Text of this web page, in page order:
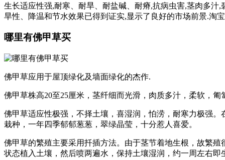
生长适应性强,耐寒、耐旱、耐盐碱、耐瘠,抗病虫害,茎肉多
旱性、降温和节水效果已得到证实,显示了良好的市场前景.淘
哪里有佛甲草买
佛甲草应用于屋顶绿化及墙面绿化的杰作.
佛甲草株高20至25厘米，茎纤细而光滑，肉质多汁，柔软，
佛甲草适应性极强，不择土壤，喜湿润，怕涝，耐寒力极强
栽种，一年四季郁郁葱葱，翠绿晶莹，十分惹人喜爱。
佛甲草的繁殖主要采用扦插方法。由于茎节着地生根，故繁
状态植入土壤，然后喷两遍水，保持土壤湿润，约一周左右即